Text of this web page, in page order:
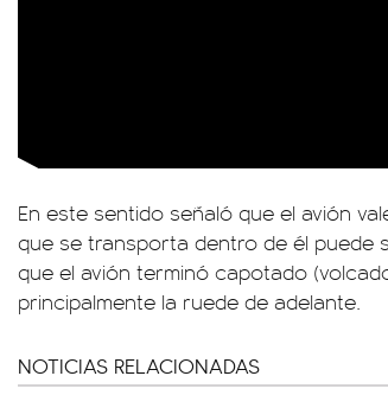
En este sentido señaló que el avión
que se transporta dentro de él puede
que el avión terminó capotado
principalmente la ruede de adelante.
NOTICIAS RELACIONADAS